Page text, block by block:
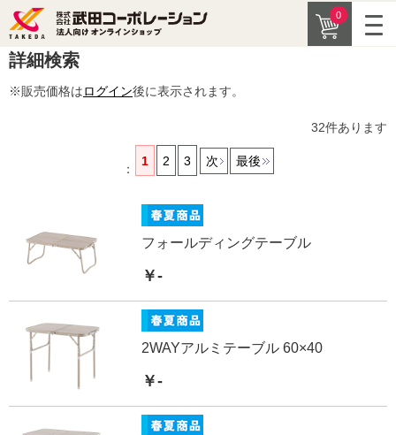
0
詳細検索
※販売価格はログイン後に表示されます。
32件あります
：
1 2 3 次 最後
フォールディングテーブル
￥-
2WAYアルミテーブル 60×40
￥-